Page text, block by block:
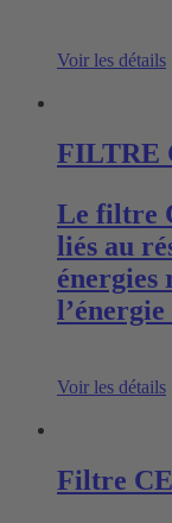
Voir les détails
FILTRE
Le filtre
liés au
énergies
Voir les détails
Filtre